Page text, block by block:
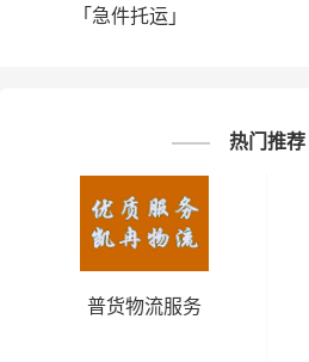
★ 为了提高邯郸到沈阳物流专线
# 邯郸专线
# 邯郸货运
# 物流专线
# 物流公司
「急件托运」
热门推荐
普货物流服务